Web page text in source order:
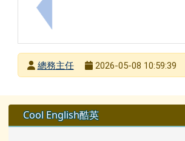
上一筆：轉知內政部「實體自然人
發布者總務主任
2026-05-08 10:59:39
左邊區域內容
Cool English酷英